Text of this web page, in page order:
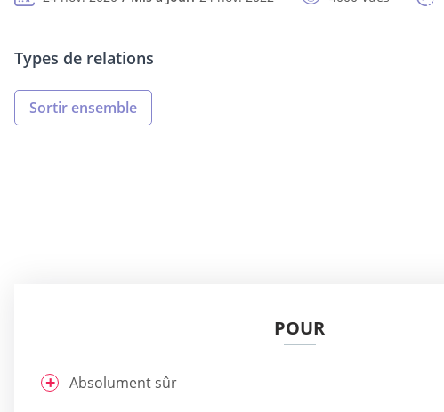
Types de relations
Sortir ensemble
POUR
Absolument sûr